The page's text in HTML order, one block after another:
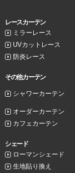
レースカーテン
ミラーレース
UVカットレース
防炎レース
その他カーテン
シャワーカーテン
オーダーカーテン
カフェカーテン
シェード
ローマンシェード
生地貼り換え